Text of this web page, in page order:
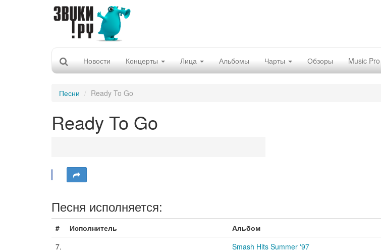
Новости Концерты Лица Альбомы Чарты Обзоры Music Pro
Песни Ready To Go
Ready To Go
Песня исполняется:
# Исполнитель
Альбом
7.
Smash Hits Summer '97